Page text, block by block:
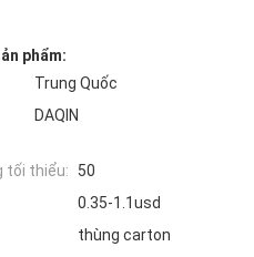
phẩm:
Trung Quốc
DAQIN
tối thiểu:
50
0.35-1.1usd
thùng carton